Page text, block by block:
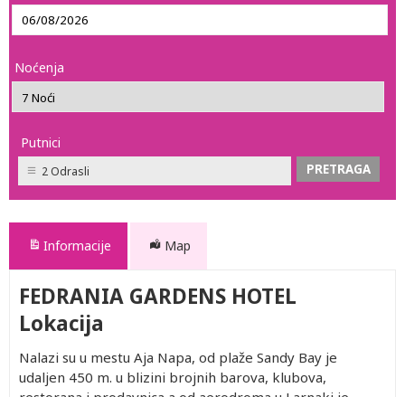
Noćenja
Putnici
2 Odrasli
Informacije Map
FEDRANIA GARDENS HOTEL
Lokacija
Nalazi su u mestu Aja Napa, od plaže Sandy Bay je
udaljen 450 m. u blizini brojnih barova, klubova,